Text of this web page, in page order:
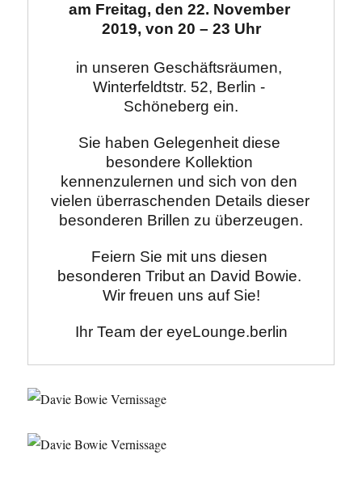
am Freitag, den 22. November
2019, von 20 – 23 Uhr
in unseren Geschäftsräumen,
Winterfeldtstr. 52, Berlin -
Schöneberg ein.
Sie haben Gelegenheit diese
besondere Kollektion
kennenzulernen und sich von den
vielen überraschenden Details dieser
besonderen Brillen zu überzeugen.
Feiern Sie mit uns diesen
besonderen Tribut an David Bowie.
Wir freuen uns auf Sie!